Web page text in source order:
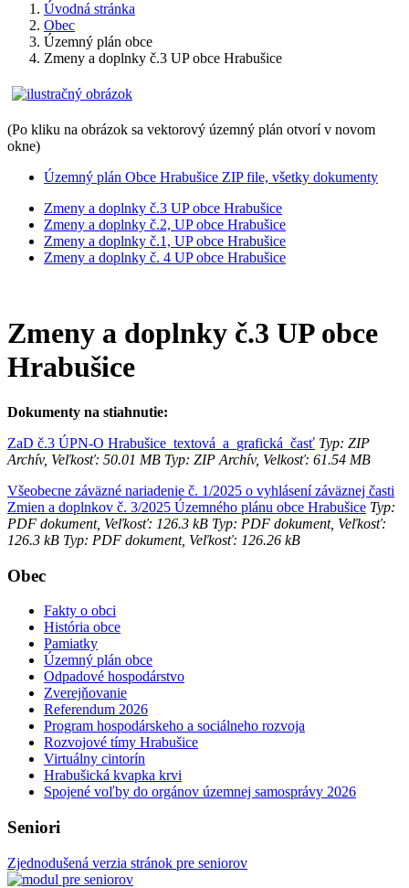
Úvodná stránka
Obec
Územný plán obce
Zmeny a doplnky č.3 UP obce Hrabušice
(Po kliku na obrázok sa vektorový územný plán otvorí v novom
okne)
Územný plán Obce Hrabušice ZIP file, všetky dokumenty
Zmeny a doplnky č.3 UP obce Hrabušice
Zmeny a doplnky č.2, UP obce Hrabušice
Zmeny a doplnky č.1, UP obce Hrabušice
Zmeny a doplnky č. 4 UP obce Hrabušice
Zmeny a doplnky č.3 UP obce
Hrabušice
Dokumenty na stiahnutie:
ZaD č.3 ÚPN-O Hrabušice_textová_a_grafická_časť Typ: ZIP
Archív, Veľkosť: 50.01 MB Typ: ZIP Archív, Velkosť: 61.54 MB
Všeobecne záväzné nariadenie č. 1/2025 o vyhlásení záväznej časti
Zmien a doplnkov č. 3/2025 Územného plánu obce Hrabušice Typ:
PDF dokument, Veľkosť: 126.3 kB Typ: PDF dokument, Veľkosť:
126.3 kB Typ: PDF dokument, Veľkosť: 126.26 kB
Obec
Fakty o obci
História obce
Pamiatky
Územný plán obce
Odpadové hospodárstvo
Zverejňovanie
Referendum 2026
Program hospodárskeho a sociálneho rozvoja
Rozvojové tímy Hrabušice
Virtuálny cintorín
Hrabušická kvapka krvi
Spojené voľby do orgánov územnej samosprávy 2026
Seniori
Zjednodušená verzia stránok pre seniorov